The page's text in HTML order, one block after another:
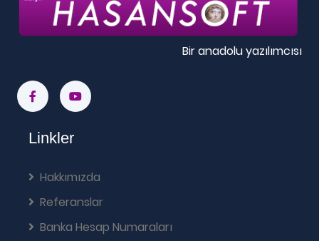
Bir anadolu yazılımcısı
Linkler
Hakkımızda
Referanslar
Banka Hesap Numaraları